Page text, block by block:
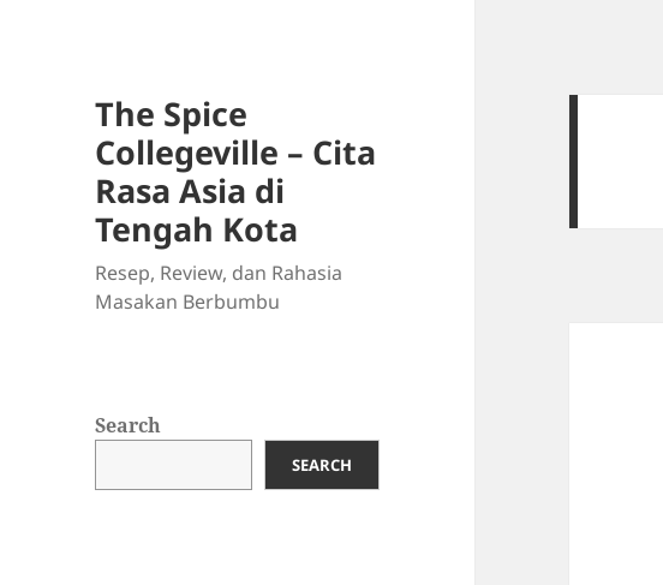
The Spice
Collegeville – Cita
Rasa Asia di
Tengah Kota
Resep, Review, dan Rahasia
Masakan Berbumbu
Search
SEARCH